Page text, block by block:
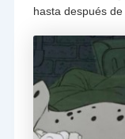
hasta después